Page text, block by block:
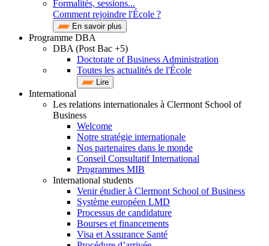
Formalités, sessions...
Comment rejoindre l'École ?
En savoir plus
Programme DBA
DBA (Post Bac +5)
Doctorate of Business Administration
Toutes les actualités de l'École
Lire
International
Les relations internationales à Clermont School of
Business
Welcome
Notre stratégie internationale
Nos partenaires dans le monde
Conseil Consultatif International
Programmes MIB
International students
Venir étudier à Clermont School of Business
Système européen LMD
Processus de candidature
Bourses et financements
Visa et Assurance Santé